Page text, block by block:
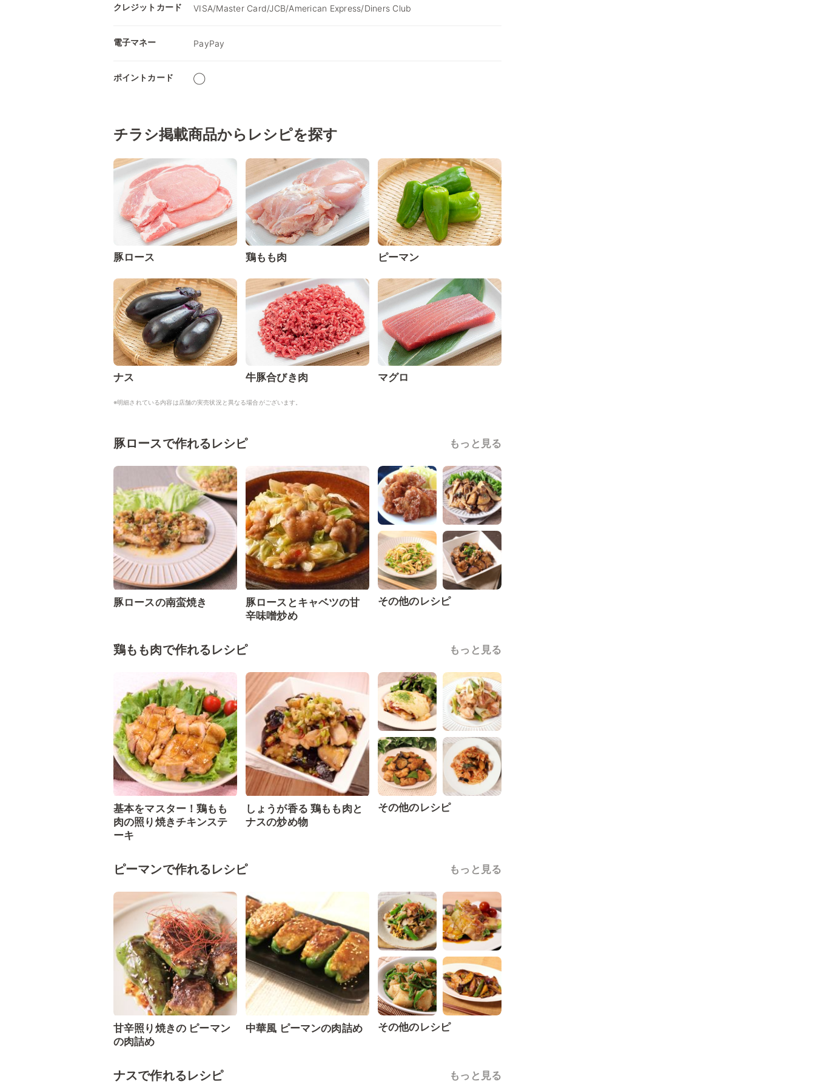
クレジットカード VISA/Master Card/JCB/American Express/Diners Club
電子マネー PayPay
ポイントカード ◯
チラシ掲載商品からレシピを探す
豚ロース 鶏もも肉 ピーマン
ナス 牛豚合びき肉 マグロ
※明細されている内容は店舗の実売状況と異なる場合がございます。
豚ロースで作れるレシピ もっと見る
豚ロースの南蛮焼き
豚ロースとキャベツの甘
辛味噌炒め
その他のレシピ
鶏もも肉で作れるレシピ もっと見る
基本をマスター！鶏もも
肉の照り焼きチキンステ
ーキ
しょうが香る 鶏もも肉と
ナスの炒め物
その他のレシピ
ピーマンで作れるレシピ もっと見る
甘辛照り焼きの ピーマン
の肉詰め
中華風 ピーマンの肉詰め その他のレシピ
ナスで作れるレシピ もっと見る